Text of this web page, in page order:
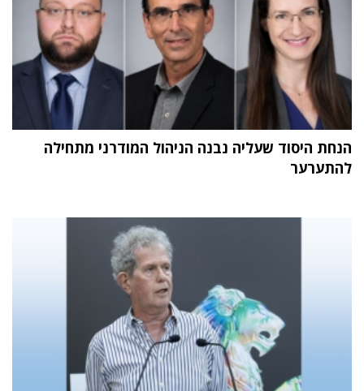
הנחת היסוד שעליה נבנה הניהול המודרני מתחילה
להתערער